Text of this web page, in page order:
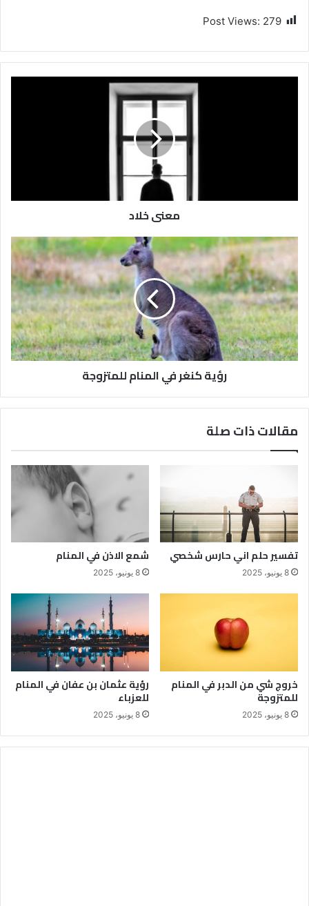
Post Views: 279
معنى خلاد
رؤية كنغر في المنام للمتزوجة
مقالات ذات صلة
تفسير حلم اني حارس شخصي
8 يونيو، 2025
شمع الاذن في المنام
8 يونيو، 2025
خروج شي من الدبر في المنام
للمتزوجة
8 يونيو، 2025
رؤية عثمان بن عفان في المنام
للعزباء
8 يونيو، 2025